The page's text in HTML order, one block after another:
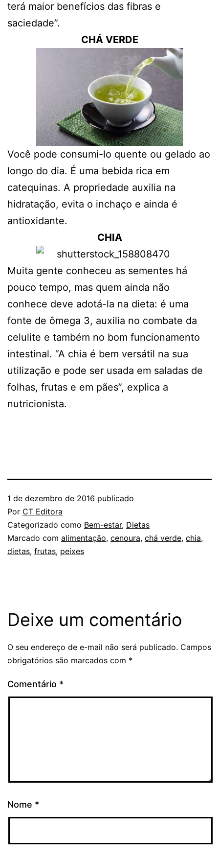
terá maior benefícios das fibras e
saciedade”.
CHÁ VERDE
Você pode consumi-lo quente ou gelado ao
longo do dia. É uma bebida rica em
catequinas. A propriedade auxilia na
hidratação, evita o inchaço e ainda é
antioxidante.
CHIA
Muita gente conheceu as sementes há
pouco tempo, mas quem ainda não
conhece deve adotá-la na dieta: é uma
fonte de ômega 3, auxilia no combate da
celulite e também no bom funcionamento
intestinal. “A chia é bem versátil na sua
utilização e pode ser usada em saladas de
folhas, frutas e em pães”, explica a
nutricionista.
1 de dezembro de 2016 publicado
Por CT Editora
Categorizado como Bem-estar, Dietas
Marcado com alimentação, cenoura, chá verde, chia,
dietas, frutas, peixes
Deixe um comentário
O seu endereço de e-mail não será publicado. Campos
obrigatórios são marcados com *
Comentário *
Nome *